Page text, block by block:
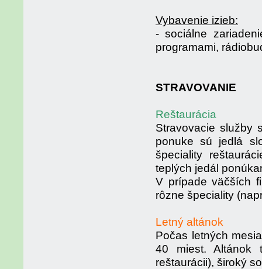
Vybavenie izieb:
- sociálne
programami,
STRAVOVANIE
Reštaurácia
Stravovacie služby
ponuke sú jedlá
špeciality
teplých jedál
V prípade väčších
rôzne špeciality
Letný altánok
Počas letných
40 miest. Altánok
reštaurácii), široký